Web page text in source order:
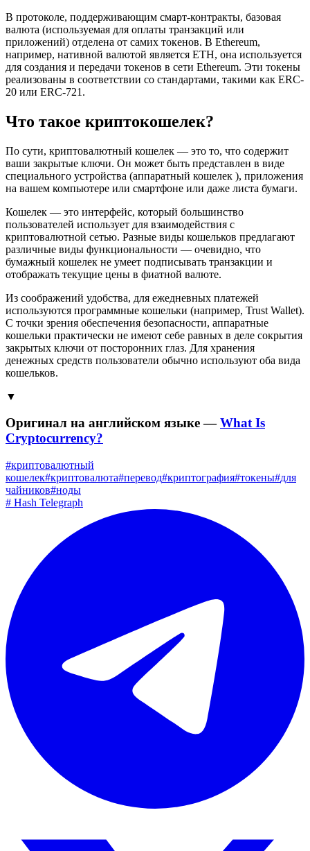
В протоколе, поддерживающим смарт-контракты, базовая
валюта (используемая для оплаты транзакций или
приложений) отделена от самих токенов. В Ethereum,
например, нативной валютой является ETH, она используется
для создания и передачи токенов в сети Ethereum. Эти токены
реализованы в соответствии со стандартами, такими как ERC-
20 или ERC-721.
Что такое криптокошелек?
По сути, криптовалютный кошелек — это то, что содержит
ваши закрытые ключи. Он может быть представлен в виде
специального устройства (аппаратный кошелек ), приложения
на вашем компьютере или смартфоне или даже листа бумаги.
Кошелек — это интерфейс, который большинство
пользователей использует для взаимодействия с
криптовалютной сетью. Разные виды кошельков предлагают
различные виды функциональности — очевидно, что
бумажный кошелек не умеет подписывать транзакции и
отображать текущие цены в фиатной валюте.
Из соображений удобства, для ежедневных платежей
используются программные кошельки (например, Trust Wallet).
С точки зрения обеспечения безопасности, аппаратные
кошельки практически не имеют себе равных в деле сокрытия
закрытых ключи от посторонних глаз. Для хранения
денежных средств пользователи обычно используют оба вида
кошельков.
▼
Оригинал на английском языке —What Is
Cryptocurrency?
#криптовалютный
кошелек#криптовалюта#перевод#криптография#токены#для
чайников#ноды
# Hash Telegraph